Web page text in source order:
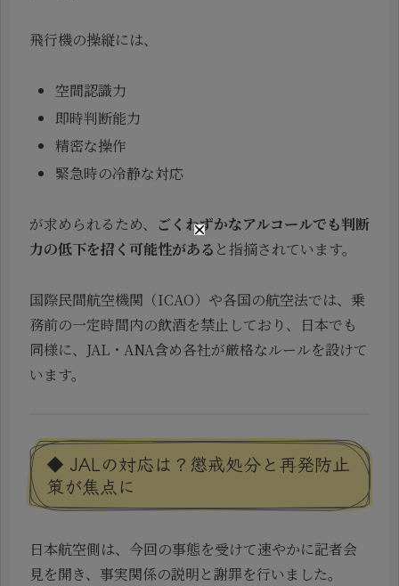
飛行機の操縦には、
空間認識力
即時判断能力
精密な操作
緊急時の冷静な対応
が求められるため、
ごくわずかなアルコールでも判断
力の低下を招く可能性がある と指摘されています。
国際民間航空機関（ICAO）や各国の航空法では、乗
務前の一定時間内の飲酒を禁止しており、日本でも
同様に、JAL・ANA含め各社が厳格なルールを設けて
います。
◆ JALの対応は？懲戒処分と再発防止
策が焦点に
日本航空側は、今回の事態を受けて速やかに記者会
見を開き、事実関係の説明と謝罪を行いました。